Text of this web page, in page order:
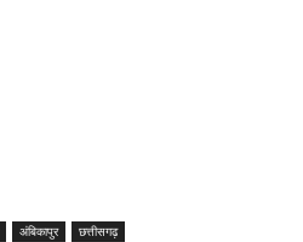
अंबिकापुर छत्तीसगढ़